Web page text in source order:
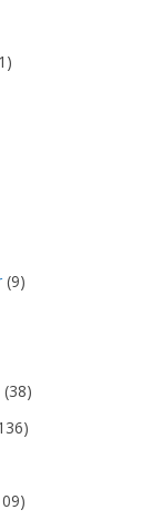
(9)
(38)